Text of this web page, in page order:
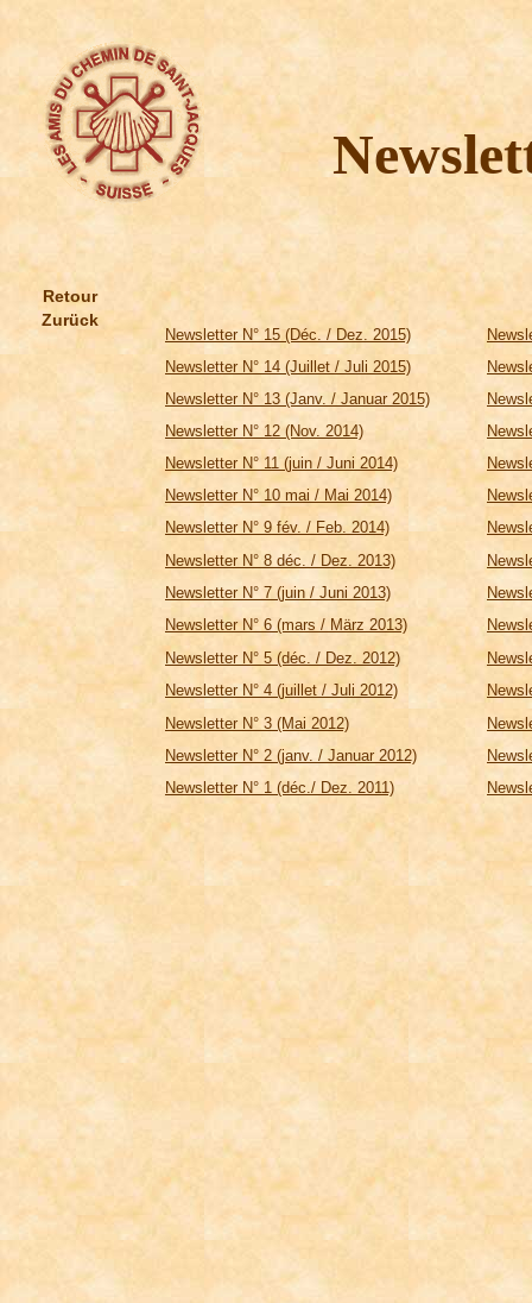
Retour
Zurück
Newsletter N° 15 (Déc. / Dez. 2015)
Newsletter N° 14 (Juillet / Juli 2015)
Newsletter N° 13 (Janv. / Januar 2015)
Newsletter N° 12 (Nov. 2014)
Newsletter N° 11 (juin / Juni 2014)
Newsletter N° 10 mai / Mai 2014)
Newsletter N° 9 fév. / Feb. 2014)
Newsletter N° 8 déc. / Dez. 2013)
Newsletter N° 7 (juin / Juni 2013)
Newsletter N° 6 (mars / März 2013)
Newsletter N° 5 (déc. / Dez. 2012)
Newsletter N° 4 (juillet / Juli 2012)
Newsletter N° 3 (Mai 2012)
Newsletter N° 2 (janv. / Januar 2012)
Newsletter N° 1 (déc./ Dez. 2011)